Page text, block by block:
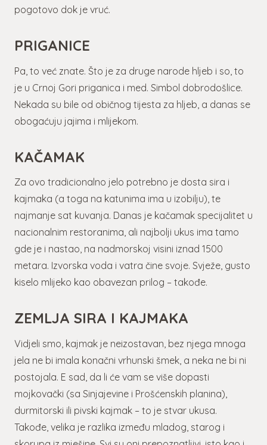
pogotovo dok je vruć.
PRIGANICE
Pa, to već znate. Što je za druge narode hljeb i so, to
je u Crnoj Gori priganica i med. Simbol dobrodošlice.
Nekada su bile od običnog tijesta za hljeb, a danas se
obogaćuju jajima i mlijekom.
KAČAMAK
Za ovo tradicionalno jelo potrebno je dosta sira i
kajmaka (a toga na katunima ima u izobilju), te
najmanje sat kuvanja. Danas je kačamak specijalitet u
nacionalnim restoranima, ali najbolji ukus ima tamo
gde je i nastao, na nadmorskoj visini iznad 1500
metara. Izvorska voda i vatra čine svoje. Svježe, gusto
kiselo mlijeko kao obavezan prilog – takođe.
ZEMLJA SIRA I KAJMAKA
Vidjeli smo, kajmak je neizostavan, bez njega mnoga
jela ne bi imala konačni vrhunski šmek, a neka ne bi ni
postojala. E sad, da li će vam se više dopasti
mojkovački (sa Sinjajevine i Prošćenskih planina),
durmitorski ili pivski kajmak – to je stvar ukusa.
Takođe, velika je razlika između mladog, starog i